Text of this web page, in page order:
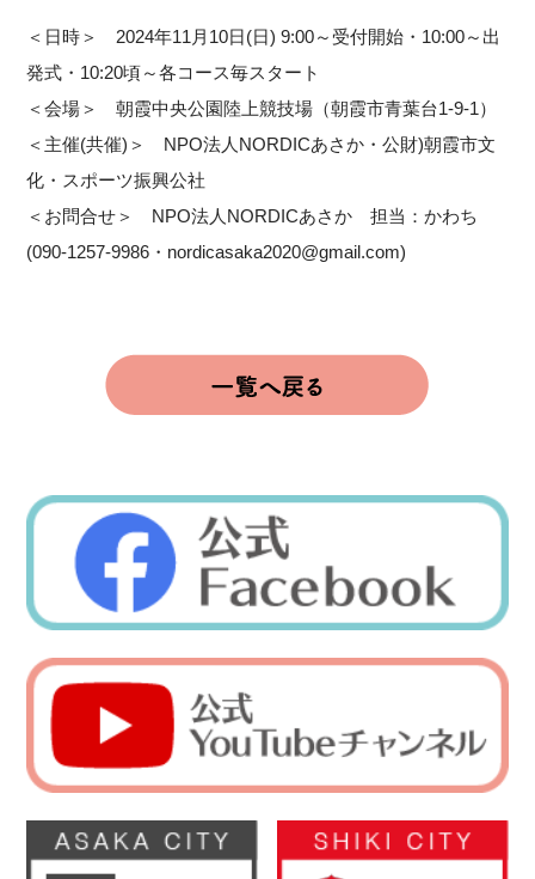
＜日時＞ 2024年11月10日(日) 9:00～受付開始・10:00～出
発式・10:20頃～各コース毎スタート
＜会場＞ 朝霞中央公園陸上競技場（朝霞市青葉台1-9-1）
＜主催(共催)＞ NPO法人NORDICあさか・公財)朝霞市文
化・スポーツ振興公社
＜お問合せ＞ NPO法人NORDICあさか 担当：かわち
(090-1257-9986・nordicasaka2020@gmail.com)